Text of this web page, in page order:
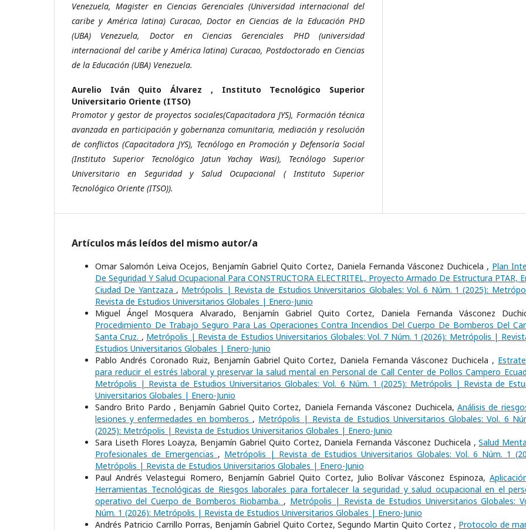
Venezuela, Magister en Ciencias Gerenciales (Universidad internacional del
caribe y América latina) Curacao, Doctor en Ciencias de la Educación PHD
(UBA) Venezuela, Doctor en Ciencias Gerenciales PHD (universidad
internacional del caribe y América latina) Curacao, Postdoctorado en Ciencias
de la Educación (UBA) Venezuela.
Aurelio Iván Quito Álvarez , Instituto Tecnológico Superior
Universitario Oriente (ITSO)
Promotor y gestor de proyectos sociales(Capacitadora JYS), Formación técnica
avanzada en participación y gobernanza comunitaria, mediación y resolución
de conflictos (Capacitadora JYS), Tecnólogo en Promoción y Defensoría Social
(Instituto Superior Tecnológico Jatun Yachay Wasi), Tecnólogo Superior
Universitario en Seguridad y Salud Ocupacional ( Instituto Superior
Tecnológico Oriente (ITSO)).
Artículos más leídos del mismo autor/a
Omar Salomón Leiva Ocejos, Benjamín Gabriel Quito Cortez, Daniela Fernanda Vásconez Duchicela , Plan
De Seguridad Y Salud Ocupacional Para CONSTRUCTORA ELECTRITEL, Proyecto Armado De Estructura PTAR,
Ciudad De Yantzaza , Metrópolis | Revista de Estudios Universitarios Globales: Vol. 6 Núm. 1 (2025):
Revista de Estudios Universitarios Globales | Enero-Junio
Miguel Ángel Mosquera Alvarado, Benjamín Gabriel Quito Cortez, Daniela Fernanda Vásconez
Procedimiento De Trabajo Seguro Para Las Operaciones Contra Incendios Del Cuerpo De Bomberos Del
Santa Cruz. , Metrópolis | Revista de Estudios Universitarios Globales: Vol. 7 Núm. 1 (2026): Metrópolis |
Estudios Universitarios Globales | Enero-Junio
Pablo Andrés Coronado Ruiz, Benjamín Gabriel Quito Cortez, Daniela Fernanda Vásconez Duchicela ,
para reducir el estrés laboral y preservar la salud mental en Personal de Call Center de Pollos Campero
Metrópolis | Revista de Estudios Universitarios Globales: Vol. 6 Núm. 1 (2025): Metrópolis | Revista de
Universitarios Globales | Enero-Junio
Sandro Brito Pardo , Benjamín Gabriel Quito Cortez, Daniela Fernanda Vásconez Duchicela, Análisis de
lesiones y enfermedades en bomberos , Metrópolis | Revista de Estudios Universitarios Globales: Vol. 6
(2025): Metrópolis | Revista de Estudios Universitarios Globales | Enero-Junio
Sara Liseth Flores Loayza, Benjamín Gabriel Quito Cortez, Daniela Fernanda Vásconez Duchicela ,Salud
Profesionales de Emergencias , Metrópolis | Revista de Estudios Universitarios Globales: Vol. 6 Núm. 1
Metrópolis | Revista de Estudios Universitarios Globales | Enero-Junio
Paul Andrés Velastegui Romero, Benjamín Gabriel Quito Cortez, Julio Bolívar Vásconez Espinoza,
Herramientas Tecnológicas de Riesgos laborales para fortalecer la seguridad y salud ocupacional en el
operativo del Cuerpo de Bomberos Riobamba. , Metrópolis | Revista de Estudios Universitarios Globales:
Núm. 1 (2026): Metrópolis | Revista de Estudios Universitarios Globales | Enero-Junio
Andrés Patricio Carrillo Porras, Benjamín Gabriel Quito Cortez, Segundo Martin Quito Cortez , Protocolo de